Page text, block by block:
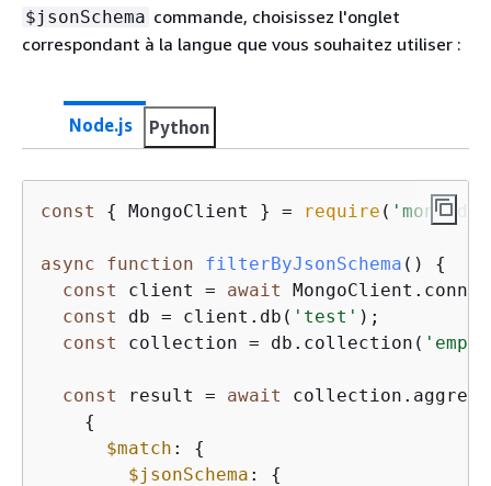
$jsonSchema commande, choisissez l'onglet
correspondant à la langue que vous souhaitez utiliser :
Node.js Python
const { MongoClient } = require ( 'mongodb'
async function filterByJsonSchema ( ) {
const
client = await
const
db = client.db( 'test' );
const
collection = db.collection(
const result = await
{
$match : {
$jsonSchema : {